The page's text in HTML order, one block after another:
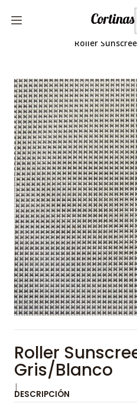
Despacho gratis
Colección
Roller
Roller
Gris/Blanco
|
DESCRIPCIÓN